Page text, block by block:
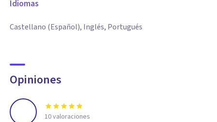
Idiomas
Castellano (Español), Inglés, Portugués
Opiniones
10valoraciones